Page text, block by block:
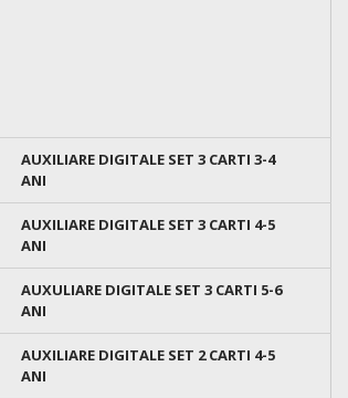
AUXILIARE DIGITALE SET 3 CARTI 3-4
ANI
AUXILIARE DIGITALE SET 3 CARTI 4-5
ANI
AUXULIARE DIGITALE SET 3 CARTI 5-6
ANI
AUXILIARE DIGITALE SET 2 CARTI 4-5
ANI